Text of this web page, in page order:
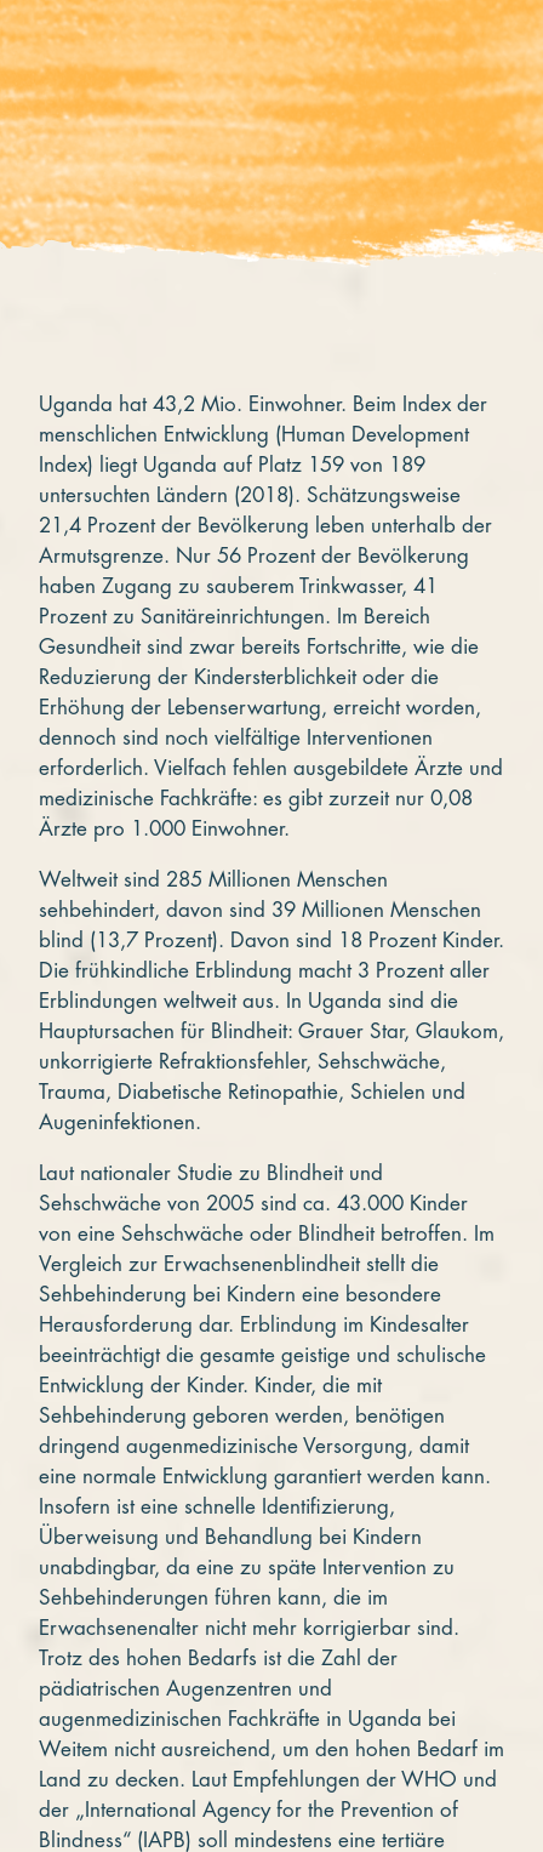
Uganda hat 43,2 Mio. Einwohner. Beim Index der
menschlichen Entwicklung (Human Development
Index) liegt Uganda auf Platz 159 von 189
untersuchten Ländern (2018). Schätzungsweise
21,4 Prozent der Bevölkerung leben unterhalb der
Armutsgrenze. Nur 56 Prozent der Bevölkerung
haben Zugang zu sauberem Trinkwasser, 41
Prozent zu Sanitäreinrichtungen. Im Bereich
Gesundheit sind zwar bereits Fortschritte, wie die
Reduzierung der Kindersterblichkeit oder die
Erhöhung der Lebenserwartung, erreicht worden,
dennoch sind noch vielfältige Interventionen
erforderlich. Vielfach fehlen ausgebildete Ärzte und
medizinische Fachkräfte: es gibt zurzeit nur 0,08
Ärzte pro 1.000 Einwohner.
Weltweit sind 285 Millionen Menschen
sehbehindert, davon sind 39 Millionen Menschen
blind (13,7 Prozent). Davon sind 18 Prozent Kinder.
Die frühkindliche Erblindung macht 3 Prozent aller
Erblindungen weltweit aus. In Uganda sind die
Hauptursachen für Blindheit: Grauer Star, Glaukom,
unkorrigierte Refraktionsfehler, Sehschwäche,
Trauma, Diabetische Retinopathie, Schielen und
Augeninfektionen.
Laut nationaler Studie zu Blindheit und
Sehschwäche von 2005 sind ca. 43.000 Kinder
von eine Sehschwäche oder Blindheit betroffen. Im
Vergleich zur Erwachsenenblindheit stellt die
Sehbehinderung bei Kindern eine besondere
Herausforderung dar. Erblindung im Kindesalter
beeinträchtigt die gesamte geistige und schulische
Entwicklung der Kinder. Kinder, die mit
Sehbehinderung geboren werden, benötigen
dringend augenmedizinische Versorgung, damit
eine normale Entwicklung garantiert werden kann.
Insofern ist eine schnelle Identifizierung,
Überweisung und Behandlung bei Kindern
unabdingbar, da eine zu späte Intervention zu
Sehbehinderungen führen kann, die im
Erwachsenenalter nicht mehr korrigierbar sind.
Trotz des hohen Bedarfs ist die Zahl der
pädiatrischen Augenzentren und
augenmedizinischen Fachkräfte in Uganda bei
Weitem nicht ausreichend, um den hohen Bedarf im
Land zu decken. Laut Empfehlungen der WHO und
der „International Agency for the Prevention of
Blindness“ (IAPB) soll mindestens eine tertiäre